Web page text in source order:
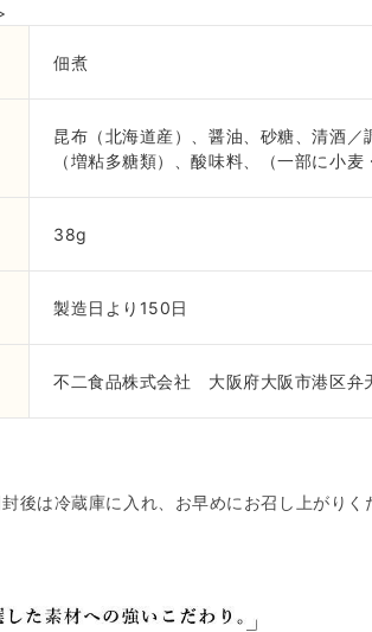
佃煮
昆布（北海道産）、醤油、砂糖、清酒
（増粘多糖類）、酸味料、（一部に小
38g
製造日より150日
不二食品株式会社 大阪府大阪市港区弁
後は冷蔵庫に入れ、お早めにお召し上がりく